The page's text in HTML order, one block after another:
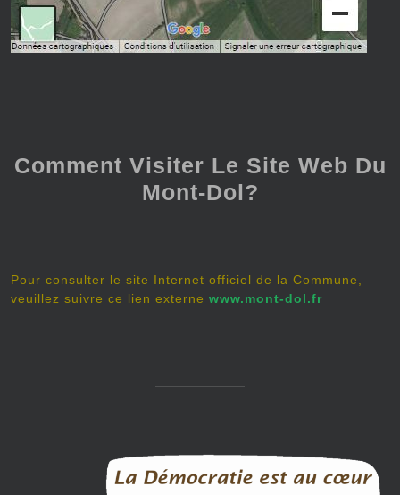
Comment Visiter Le Site Web Du
Mont-Dol?
Pour consulter le site Internet officiel de la Commune,
veuillez suivre ce lien externe www.mont-dol.fr